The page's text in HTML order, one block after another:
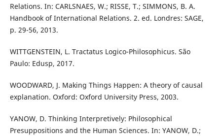
Relations. In: CARLSNAES, W.; RISSE, T.; SIMMONS, B. A.
Handbook of International Relations. 2. ed. Londres: SAGE,
p. 29-56, 2013.
WITTGENSTEIN, L. Tractatus Logico-Philosophicus. São
Paulo: Edusp, 2017.
WOODWARD, J. Making Things Happen: A theory of causal
explanation. Oxford: Oxford University Press, 2003.
YANOW, D. Thinking Interpretively: Philosophical
Presuppositions and the Human Sciences. In: YANOW, D.;